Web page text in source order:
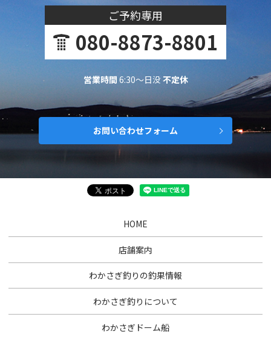
ご予約専用
080-8873-8801
営業時間 6:30～日没 不定休
お問い合わせフォーム
HOME
店舗案内
わかさぎ釣りの釣果情報
わかさぎ釣りについて
わかさぎドーム船